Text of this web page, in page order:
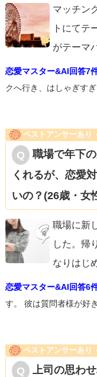
出会いを、恋愛を楽
マッチン
トにてテ
がテーマ
恋愛マスター&AI回答7
クへ行き、はしゃぎす
ベストアンサーあり
職場で年下
くれるが、恋愛
いの？(26歳・女
職場に新
した。帰
なりはじ
恋愛マスター&AI回答6
す。 彼は質問者様が好
ベストアンサーあり
上司の思わ